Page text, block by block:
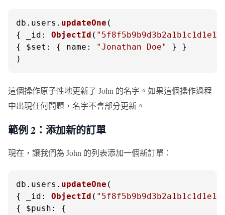
db. users . updateOne (
{
_id : ObjectId (
{ $set : { name : "Jonathan Doe"
} }
)
這個操作原子性地更新了 John 的名字。如果這個操作過程
中出現任何問題，名字不會部分更新。
範例 2：添加新的訂單
現在，讓我們為 John 的列表添加一個新訂單：
db. users . updateOne (
{
_id : ObjectId (
{ $push